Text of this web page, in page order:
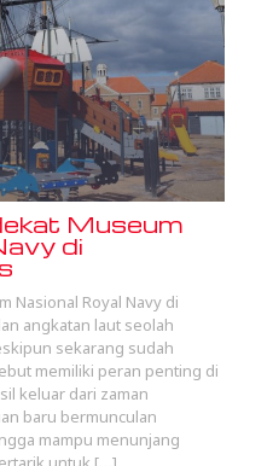
Museum
di
Nasional Royal Navy di
angkatan laut seolah
sekarang sudah
memiliki peran penting di
keluar dari zaman
baru bermunculan
mampu menunjang